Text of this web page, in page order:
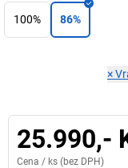
100% 86%
×
25.990,-
Cena / ks (bez DPH)